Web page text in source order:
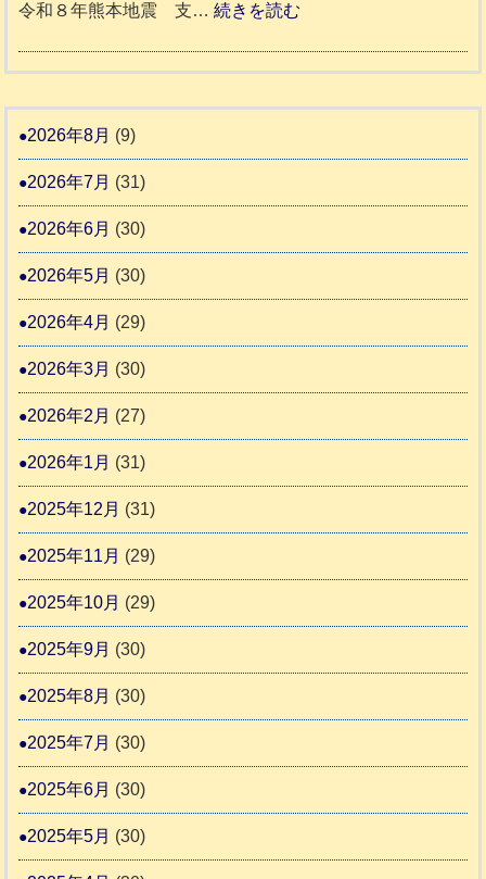
市
川
城
リ
ー
4
老
6
令和８年熊本地震 支…続きを読む
和
熊
震
援
報
2026年8月 (9)
2026年7月 (31)
2026年6月 (30)
2026年5月 (30)
2026年4月 (29)
2026年3月 (30)
2026年2月 (27)
2026年1月 (31)
2025年12月 (31)
2025年11月 (29)
2025年10月 (29)
2025年9月 (30)
2025年8月 (30)
2025年7月 (30)
2025年6月 (30)
2025年5月 (30)